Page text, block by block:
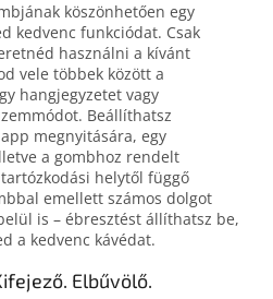
köszönhetően egy
kedvenc funkciódat. Csak
használni a kívánt
vele többek között a
hangjegyzetet vagy
Beállíthatsz
megnyitására, egy
a gombhoz rendelt
helytől függő
emellett számos dolgot
is – ébresztést állíthatsz be,
a kedvenc kávédat.
Elbűvölő.